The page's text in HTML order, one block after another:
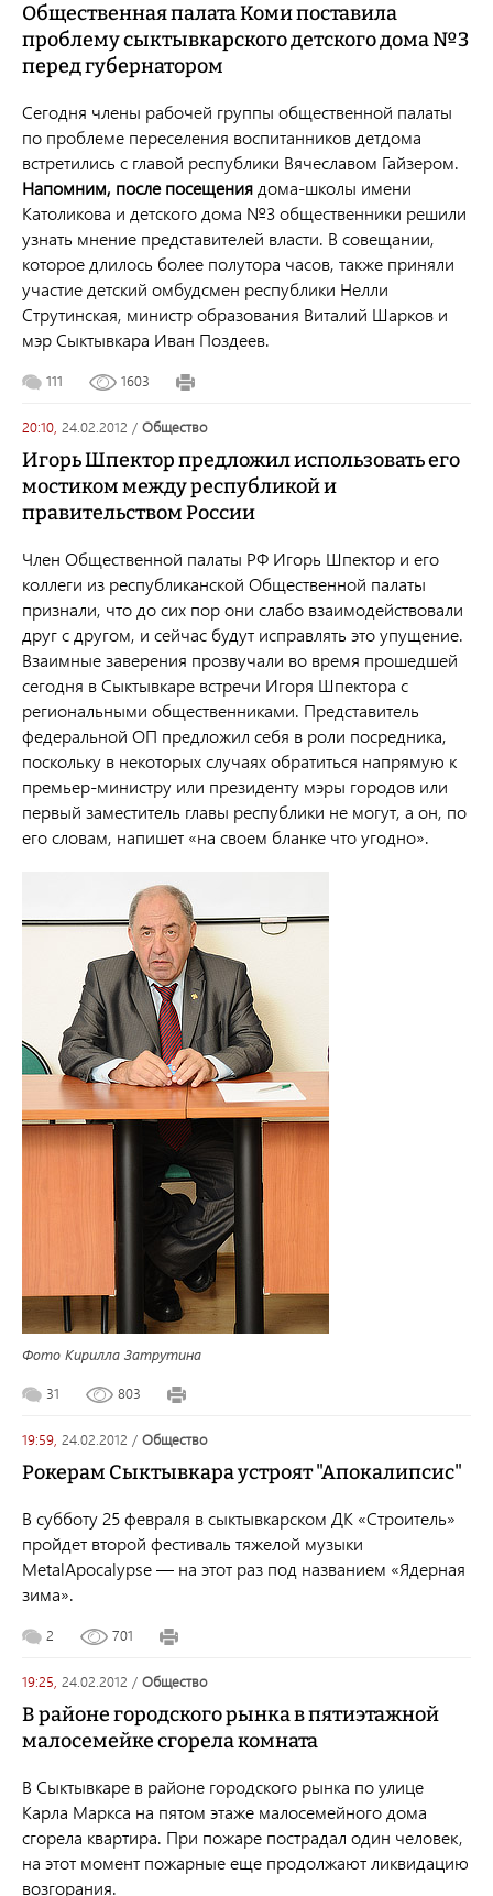
Общественная палата Коми поставила
проблему сыктывкарского детского дома №3
перед губернатором
Сегодня члены рабочей группы общественной палаты
по проблеме переселения воспитанников детдома
встретились с главой республики Вячеславом Гайзером.
Напомним, после посещения дома-школы имени
Католикова и детского дома №3 общественники решили
узнать мнение представителей власти. В совещании,
которое длилось более полутора часов, также приняли
участие детский омбудсмен республики Нелли
Струтинская, министр образования Виталий Шарков и
мэр Сыктывкара Иван Поздеев.
111 1603
20:10, 24.02.2012 / общество
Игорь Шпектор предложил использовать его
мостиком между республикой и
правительством России
Член Общественной палаты РФ Игорь Шпектор и его
коллеги из республиканской Общественной палаты
признали, что до сих пор они слабо взаимодействовали
друг с другом, и сейчас будут исправлять это упущение.
Взаимные заверения прозвучали во время прошедшей
сегодня в Сыктывкаре встречи Игоря Шпектора с
региональными общественниками. Представитель
федеральной ОП предложил себя в роли посредника,
поскольку в некоторых случаях обратиться напрямую к
премьер-министру или президенту мэры городов или
первый заместитель главы республики не могут, а он, по
его словам, напишет «на своем бланке что угодно».
Фото Кирилла Затрутина
31 803
19:59, 24.02.2012 / общество
Рокерам Сыктывкара устроят "Апокалипсис"
В субботу 25 февраля в сыктывкарском ДК «Строитель»
пройдет второй фестиваль тяжелой музыки
MetalApocalypse — на этот раз под названием «Ядерная
зима».
2 701
19:25, 24.02.2012 / общество
В районе городского рынка в пятиэтажной
малосемейке сгорела комната
В Сыктывкаре в районе городского рынка по улице
Карла Маркса на пятом этаже малосемейного дома
сгорела квартира. При пожаре пострадал один человек,
на этот момент пожарные еще продолжают ликвидацию
возгорания.